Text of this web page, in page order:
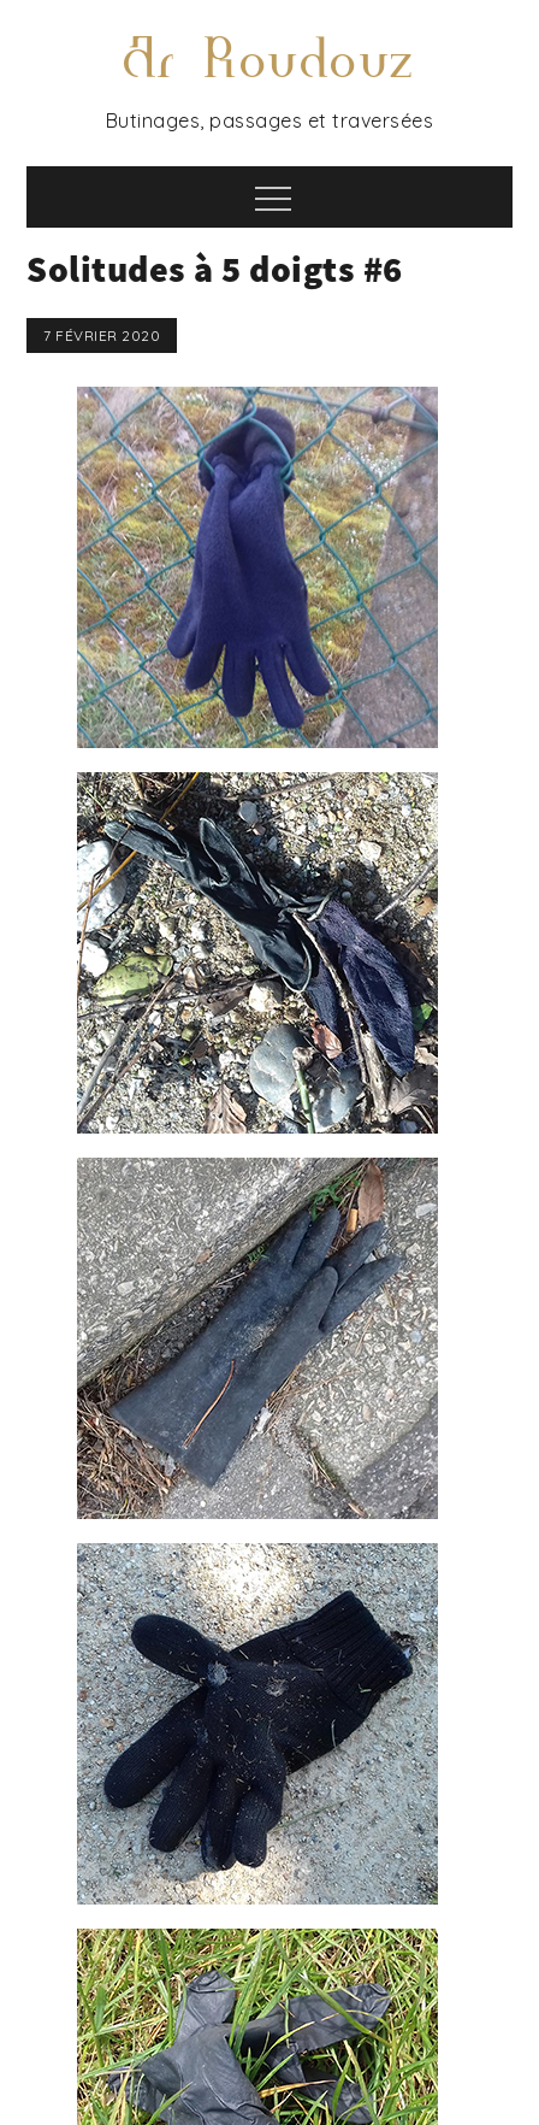
Ar Roudouz
Butinages, passages et traversées
Solitudes à 5 doigts #6
7 FÉVRIER 2020